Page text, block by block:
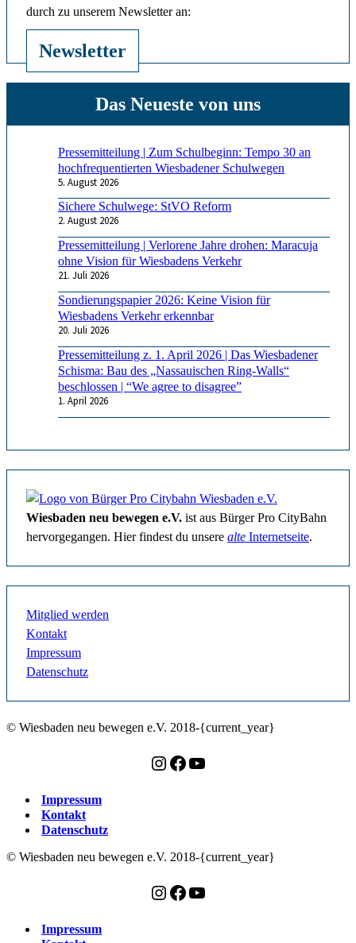
durch zu unserem Newsletter an:
Newsletter
Pressemitteilung | Zum Schulbeginn: Tempo 30 an
hochfrequentierten Wiesbadener Schulwegen
5. August 2026
Sichere Schulwege: StVO Reform
2. August 2026
Pressemitteilung | Verlorene Jahre drohen: Maracuja
ohne Vision für Wiesbadens Verkehr
21. Juli 2026
Sondierungspapier 2026: Keine Vision für
Wiesbadens Verkehr erkennbar
20. Juli 2026
Pressemitteilung z. 1. April 2026 | Das Wiesbadener
Schisma: Bau des „Nassauischen Ring-Walls“
beschlossen | “We agree to disagree”
1. April 2026
Wiesbaden neu bewegen e.V. ist aus Bürger Pro CityBahn
hervorgegangen. Hier findest du unsere alte Internetseite.
Mitglied werden
Kontakt
Impressum
Datenschutz
© Wiesbaden neu bewegen e.V. 2018-{current_year}
Instagram
Facebook
YouTube
Impressum
Kontakt
Datenschutz
© Wiesbaden neu bewegen e.V. 2018-{current_year}
Instagram
Facebook
YouTube
Impressum